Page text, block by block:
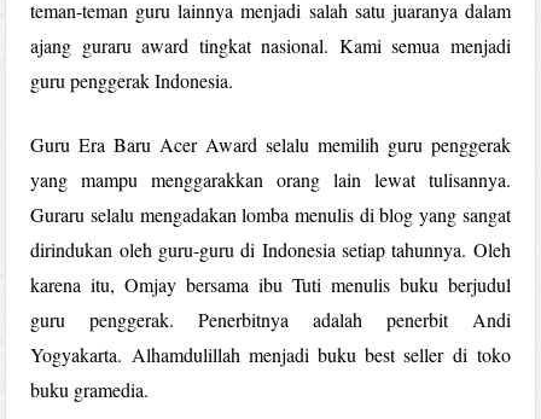
teman-teman guru lainnya menjadi salah satu juaranya dalam
ajang guraru award tingkat nasional. Kami semua menjadi
guru penggerak Indonesia.
Guru Era Baru Acer Award selalu memilih guru penggerak
yang mampu menggarakkan orang lain lewat tulisannya.
Guraru selalu mengadakan lomba menulis di blog yang sangat
dirindukan oleh guru-guru di Indonesia setiap tahunnya. Oleh
karena itu, Omjay bersama ibu Tuti menulis buku berjudul
guru penggerak. Penerbitnya adalah penerbit Andi
Yogyakarta. Alhamdulillah menjadi buku best seller di toko
buku gramedia.